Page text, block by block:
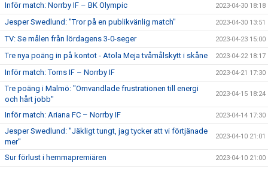
Inför match: Norrby IF – BK Olympic 2023-04-30 18:18
Jesper Swedlund: "Tror på en publikvänlig match" 2023-04-30 13:51
TV: Se målen från lördagens 3-0-seger 2023-04-23 15:00
Tre nya poäng in på kontot - Atola Meja tvåmålskytt i skåne 2023-04-22 18:17
Inför match: Torns IF – Norrby IF 2023-04-21 17:30
Tre poäng i Malmö: "Omvandlade frustrationen till energi
och hårt jobb"
2023-04-15 18:24
Inför match: Ariana FC – Norrby IF 2023-04-14 17:30
Jesper Swedlund: "Jäkligt tungt, jag tycker att vi förtjänade
mer"
2023-04-10 21:01
Sur förlust i hemmapremiären 2023-04-10 21:00